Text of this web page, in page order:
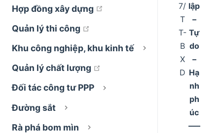
Hợp đồng xây dựng
open in new window
Quản lý thi công
Khu công nghiệp, khu kinh tế
Quản lý chất lượng
open in new window
Đối tác công tư PPP
Đường sắt
Rà phá bom mìn
7/
T
T-
B
X
D
lập
–
Tự
do
–
Hạ
nh
ph
úc
–––